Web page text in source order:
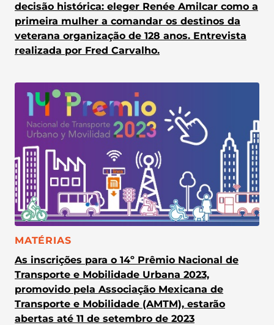
decisão histórica: eleger Renée Amilcar como a
primeira mulher a comandar os destinos da
veterana organização de 128 anos. Entrevista
realizada por Fred Carvalho.
CATEGORIA:
MATÉRIAS
As inscrições para o 14º Prêmio Nacional de
Transporte e Mobilidade Urbana 2023,
promovido pela Associação Mexicana de
Transporte e Mobilidade (AMTM), estarão
abertas até 11 de setembro de 2023